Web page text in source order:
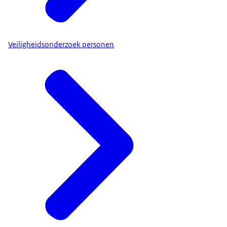
Veiligheidsonderzoek personen